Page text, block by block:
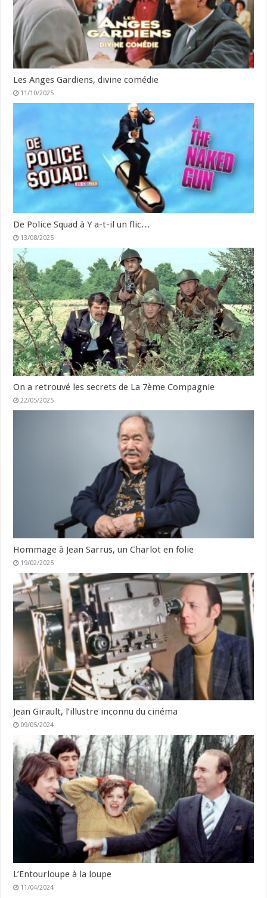
Les Anges Gardiens, divine comédie
11/10/2025
De Police Squad à Y a-t-il un flic…
13/08/2025
On a retrouvé les secrets de La 7ème Compagnie
22/05/2025
Hommage à Jean Sarrus, un Charlot en folie
19/02/2025
Jean Girault, l’illustre inconnu du cinéma
09/05/2024
L’Entourloupe à la loupe
11/04/2024